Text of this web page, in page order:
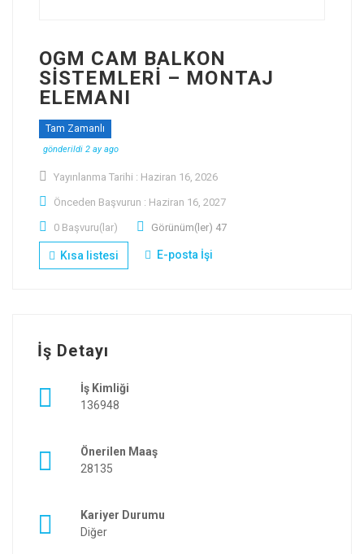
OGM CAM BALKON
SİSTEMLERİ – MONTAJ
ELEMANI
Tam Zamanlı
gönderildi 2 ay ago
Yayınlanma Tarihi : Haziran 16, 2026
Önceden Başvurun : Haziran 16, 2027
0 Başvuru(lar) Görünüm(ler) 47
Kısa listesi E-posta İşi
İş Detayı
İş Kimliği
136948
Önerilen Maaş
28135
Kariyer Durumu
Diğer